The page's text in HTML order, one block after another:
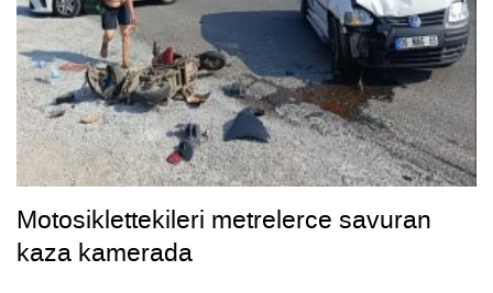
Motosiklettekileri metrelerce savuran
kaza kamerada